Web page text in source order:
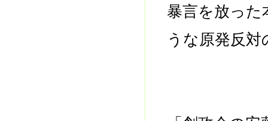
暴言を放った
うな原発反